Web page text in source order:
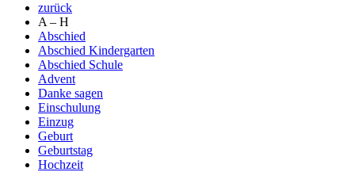
zurück
A – H
Abschied
Abschied Kindergarten
Abschied Schule
Advent
Danke sagen
Einschulung
Einzug
Geburt
Geburtstag
Hochzeit